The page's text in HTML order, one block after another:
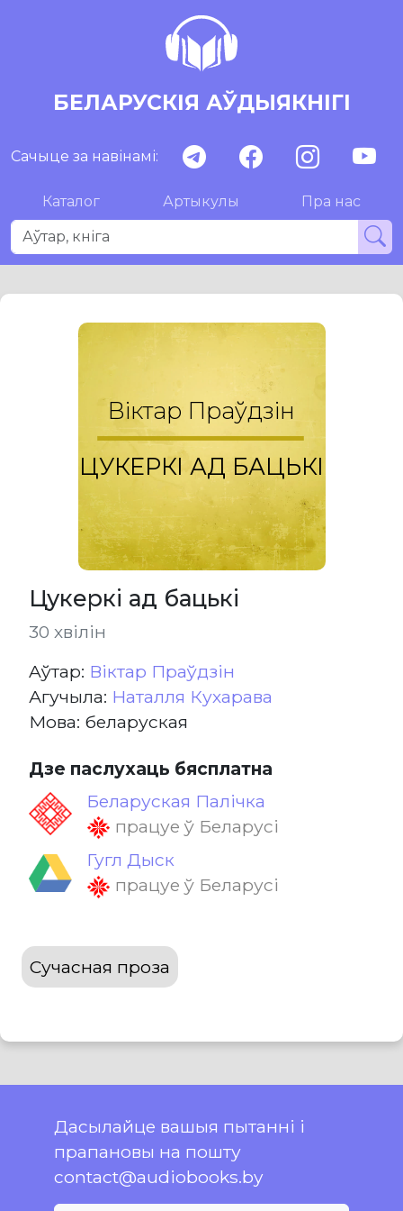
БЕЛАРУСКІЯ АЎДЫЯКНІГІ
Сачыце за навінамі:
Каталог Артыкулы Пра нас
Віктар Праўдзін
ЦУКЕРКІ АД БАЦЬКІ
Цукеркі ад бацькі
30 хвілін
Aўтар: Віктар Праўдзін
Агучыла: Наталля Кухарава
Мова: беларуская
Дзе паслухаць бясплатна
Беларуская Палічка
працуе ў Беларусі
Гугл Дыск
працуе ў Беларусі
Сучасная проза
Дасылайце вашыя пытанні і
прапановы на пошту
contact@audiobooks.by